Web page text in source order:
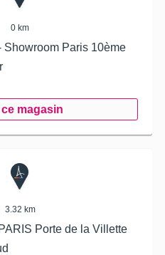
0 km
Showroom Paris 10ème
magasin
3.32 km
Porte de la Villette